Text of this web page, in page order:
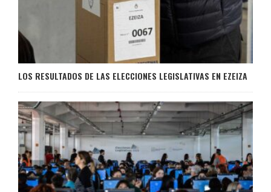
LOS RESULTADOS DE LAS ELECCIONES LEGISLATIVAS EN EZEIZA